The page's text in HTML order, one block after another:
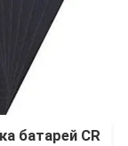
батарей CR